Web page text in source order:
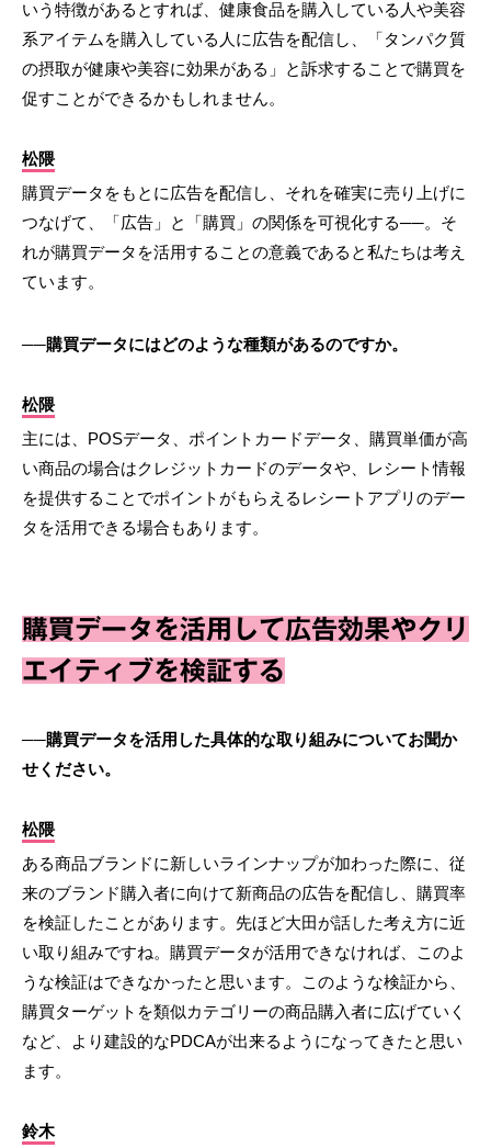
いう特徴があるとすれば、健康食品を購入している人や美容
系アイテムを購入している人に広告を配信し、「タンパク質
の摂取が健康や美容に効果がある」と訴求することで購買を
促すことができるかもしれません。
松隈
購買データをもとに広告を配信し、それを確実に売り上げに
つなげて、「広告」と「購買」の関係を可視化する──。そ
れが購買データを活用することの意義であると私たちは考え
ています。
──購買データにはどのような種類があるのですか。
松隈
主には、POSデータ、ポイントカードデータ、購買単価が高
い商品の場合はクレジットカードのデータや、レシート情報
を提供することでポイントがもらえるレシートアプリのデー
タを活用できる場合もあります。
購買データを活用して広告効果やクリ
エイティブを検証する
──購買データを活用した具体的な取り組みについてお聞か
せください。
松隈
ある商品ブランドに新しいラインナップが加わった際に、従
来のブランド購入者に向けて新商品の広告を配信し、購買率
を検証したことがあります。先ほど大田が話した考え方に近
い取り組みですね。購買データが活用できなければ、このよ
うな検証はできなかったと思います。このような検証から、
購買ターゲットを類似カテゴリーの商品購入者に広げていく
など、より建設的なPDCAが出来るようになってきたと思い
ます。
鈴木